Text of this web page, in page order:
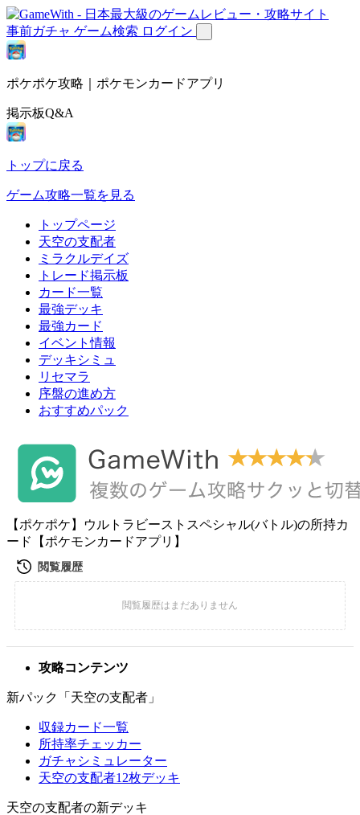
事前ガチャ ゲーム検索 ログイン
ポケポケ攻略｜ポケモンカードアプリ
掲示板Q&A
トップに戻る
ゲーム攻略一覧を見る
トップページ
天空の支配者
ミラクルデイズ
トレード掲示板
カード一覧
最強デッキ
最強カード
イベント情報
デッキシミュ
リセマラ
序盤の進め方
おすすめパック
【ポケポケ】ウルトラビーストスペシャル(バトル)の所持カ
ード【ポケモンカードアプリ】
攻略コンテンツ
新パック「天空の支配者」
収録カード一覧
所持率チェッカー
ガチャシミュレーター
天空の支配者12枚デッキ
天空の支配者の新デッキ